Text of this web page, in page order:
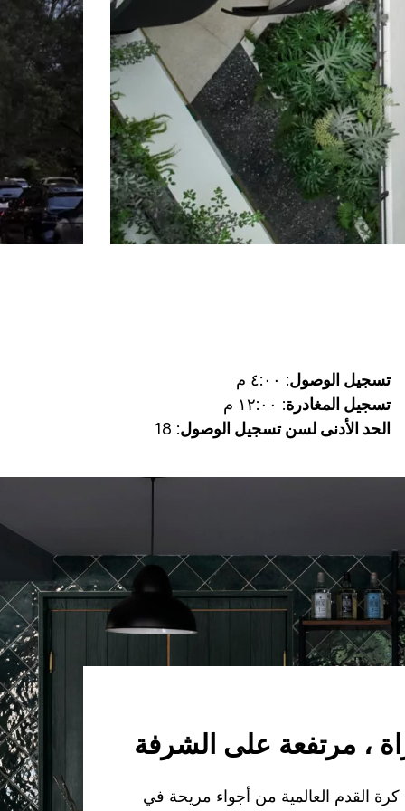
تسجيل الوصول: ٤:٠٠ م
تسجيل المغادرة: ١٢:٠٠ م
الحد الأدنى لسن تسجيل الوصول: 18
، مرتفعة على الشرفة
القدم العالمية من أجواء مريحة في